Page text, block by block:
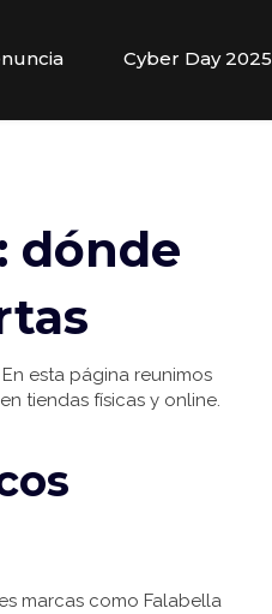
Cyber Day 2025
dónde
esta página reunimos
tiendas físicas y online.
marcas como Falabella